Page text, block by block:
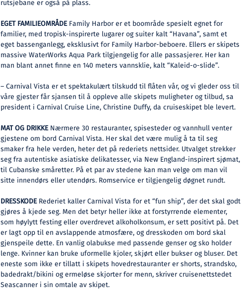
rutsjebane er også på plass.
EGET FAMILIEOMRÅDEFamily Harbor er et boområde spesielt egnet for
familier, med tropisk-inspirerte lugarer og suiter kalt “Havana”, samt et
eget bassenganlegg, eksklusivt for Family Harbor-beboere. Ellers er skipets
massive WaterWorks Aqua Park tilgjengelig for alle passasjerer. Her kan
man blant annet finne en 140 meters vannsklie, kalt “Kaleid-o-slide”.
– Carnival Vista er et spektakulært tilskudd til flåten vår, og vi gleder oss til
våre gjester får sjansen til å oppleve alle skipets muligheter og tilbud, sa
president i Carnival Cruise Line, Christine Duffy, da cruiseskipet ble levert.
MAT OG DRIKKENærmere 30 restauranter, spisesteder og vannhull venter
gjestene om bord Carnival Vista. Her skal det være mulig å ta til seg
smaker fra hele verden, heter det på rederiets nettsider. Utvalget strekker
seg fra autentiske asiatiske delikatesser, via New England-inspirert sjømat,
til Cubanske småretter. På et par av stedene kan man velge om man vil
sitte innendørs eller utendørs. Romservice er tilgjengelig døgnet rundt.
DRESSKODERederiet kaller Carnival Vista for et “fun ship”, der det skal godt
gjøres å kjede seg. Men det betyr heller ikke at forstyrrende elementer,
som høylytt festing eller overdrevet alkoholkonsum, er sett positivt på. Det
er lagt opp til en avslappende atmosfære, og dresskoden om bord skal
gjenspeile dette. En vanlig olabukse med passende genser og sko holder
lenge. Kvinner kan bruke uformelle kjoler, skjørt eller bukser og bluser. Det
eneste som ikke er tillatt i skipets hovedrestauranter er shorts, strandsko,
badedrakt/bikini og ermeløse skjorter for menn, skriver cruisenettstedet
Seascanner i sin omtale av skipet.